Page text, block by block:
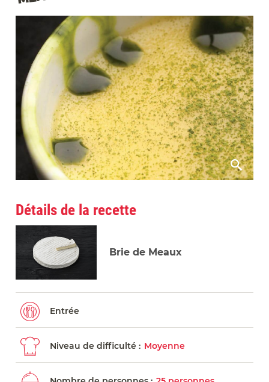
Détails de la recette
Brie de Meaux
Entrée
Niveau de difficulté : Moyenne